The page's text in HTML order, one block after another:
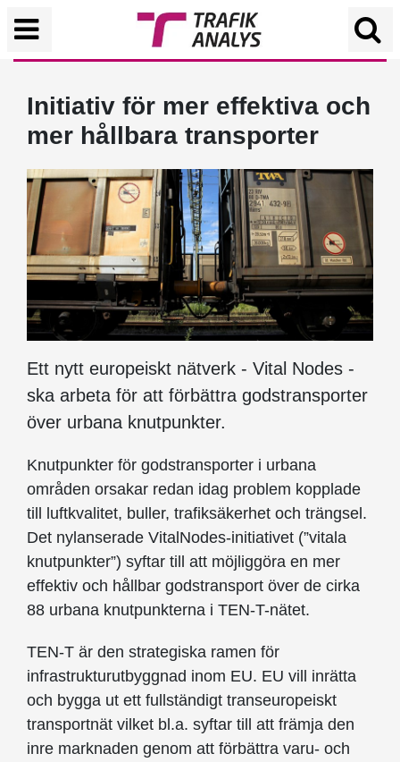
Initiativ för mer effektiva och
mer hållbara transporter
Ett nytt europeiskt nätverk - Vital Nodes -
ska arbeta för att förbättra godstransporter
över urbana knutpunkter.
Knutpunkter för godstransporter i urbana
områden orsakar redan idag problem kopplade
till luftkvalitet, buller, trafiksäkerhet och trängsel.
Det nylanserade VitalNodes-initiativet (”vitala
knutpunkter”) syftar till att möjliggöra en mer
effektiv och hållbar godstransport över de cirka
88 urbana knutpunkterna i TEN-T-nätet.
TEN-T är den strategiska ramen för
infrastrukturutbyggnad inom EU. EU vill inrätta
och bygga ut ett fullständigt transeuropeiskt
transportnät vilket bl.a. syftar till att främja den
inre marknaden genom att förbättra varu- och